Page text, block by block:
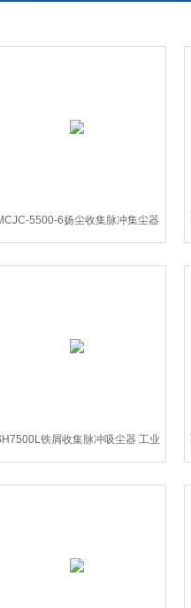
5500-6扬尘收集脉冲集尘器
铁屑收集脉冲吸尘器 工业
吸尘机